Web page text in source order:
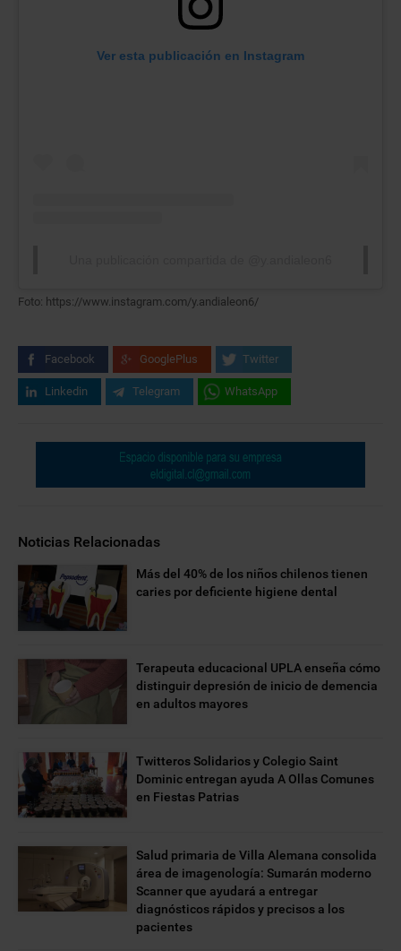
Ver esta publicación en Instagram
Foto: https://www.instagram.com/y.andialeon6/
Facebook GooglePlus Twitter
Linkedin Telegram WhatsApp
Noticias Relacionadas
Más del 40% de los niños chilenos tienen
caries por deficiente higiene dental
Terapeuta educacional UPLA enseña cómo
distinguir depresión de inicio de demencia
en adultos mayores
Twitteros Solidarios y Colegio Saint
Dominic entregan ayuda A Ollas Comunes
en Fiestas Patrias
Salud primaria de Villa Alemana consolida
área de imagenología: Sumarán moderno
Scanner que ayudará a entregar
diagnósticos rápidos y precisos a los
pacientes